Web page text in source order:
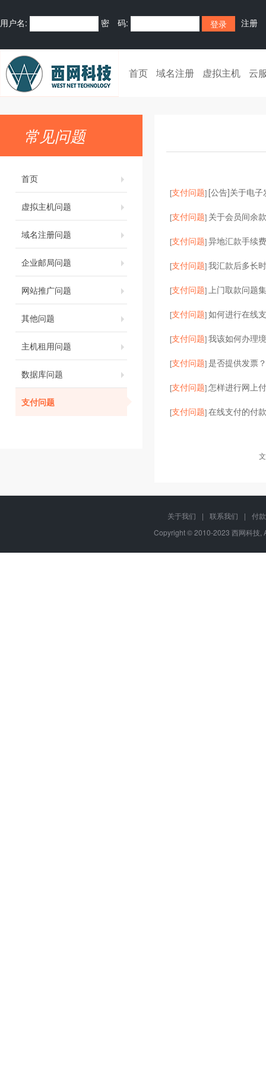
用户名: 密 码: 注册
首页 域名注册 虚拟主机 云
常见问题
首页
虚拟主机问题
域名注册问题
企业邮局问题
网站推广问题
其他问题
主机租用问题
数据库问题
支付问题
[支付问题] [公告]关于电
[支付问题] 关于会员间余
[支付问题]异地汇款手续
[支付问题]我汇款后多长
[支付问题]上门取款问题
[支付问题]如何进行在线
[支付问题]我该如何办理
[支付问题]是否提供发票
[支付问题]怎样进行网上
[支付问题]在线支付的付
关于我们 | 联系我们 |
付
Copyright © 2010-2023 西网科技